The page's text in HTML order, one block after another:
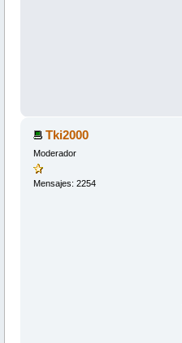
Tki2000
Moderador
Mensajes: 2254